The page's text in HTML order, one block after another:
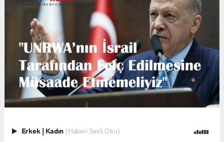
Erkek | Kadın (Haberi Sesli Oku)